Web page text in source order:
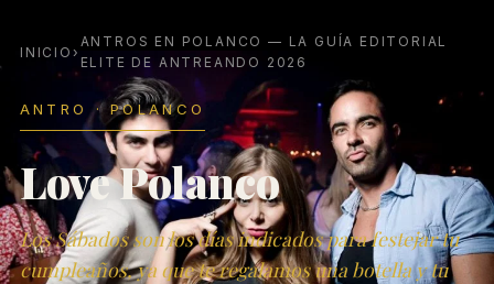
INICIO ›
ANTROS EN POLANCO — LA GUÍA EDITORIAL
ELITE DE ANTREANDO 2026
ANTRO · POLANCO
Love Polanco
Los Sábados son los días indicados para festejar tu
cumpleaños, ya que te regalamos una botella y tu